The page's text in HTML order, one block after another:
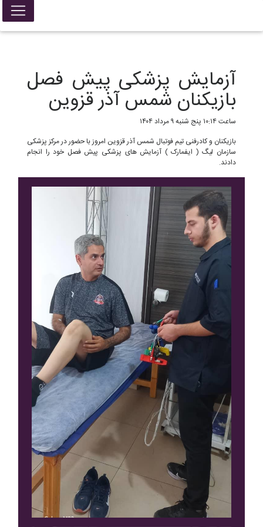
False{ return; }
آزمایش پزشکی پیش فصل
بازیکنان شمس آذر قزوین
ساعت ۱۰:۱۴ پنج شنبه ۹ مرداد ۱۴۰۴
بازیکنان و کادرفنی تیم فوتبال شمس آذر قزوین امروز با حضور در مرکز پزشکی
سازمان لیگ ( ایفمارک ) آزمایش های پزشکی پیش فصل خود را انجام
دادند.